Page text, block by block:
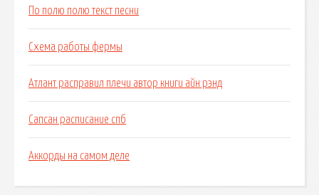
По полю полю текст песни
Схема работы фермы
Атлант расправил плечи автор книги айн рэнд
Сапсан расписание спб
Аккорды на самом деле